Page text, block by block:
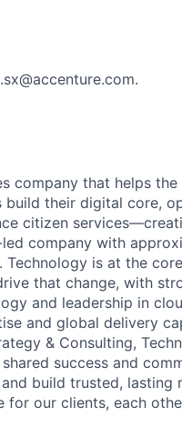
company that helps the
build their digital core,
citizen
company with
is at the
that change, with
and leadership in
and global delivery
& Consulting,
success and
build trusted, lasting
our clients, each